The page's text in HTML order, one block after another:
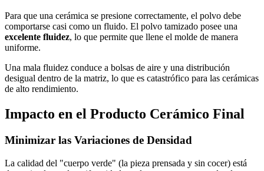
Para que una cerámica se presione correctamente, el polvo debe
comportarse casi como un fluido. El polvo tamizado posee una
excelente fluidez, lo que permite que llene el molde de manera
uniforme.
Una mala fluidez conduce a bolsas de aire y una distribución
desigual dentro de la matriz, lo que es catastrófico para las cerámicas
de alto rendimiento.
Impacto en el Producto Cerámico Final
Minimizar las Variaciones de Densidad
La calidad del "cuerpo verde" (la pieza prensada y sin cocer) está